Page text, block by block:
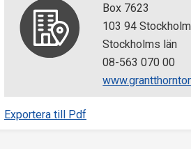
Box 7623
103 94 Stockholm
Stockholms län
08-563 070 00
Exportera till Pdf